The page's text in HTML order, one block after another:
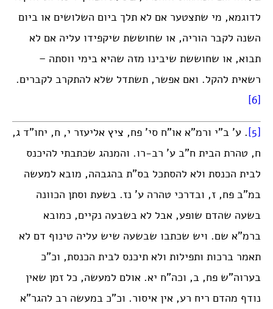
לדוגמא, מי שתצטער אם לא תלך ביום השלושים או ביום
השנה לקבר הוריה, או שחוששת שיקפידו עליה אם לא
תבוא, או שחוששת שיבינו מזה שהיא בימי ווסתה –
רשאית להקל. ואם אפשר, תשתדל שלא להתקרב לקברים.
[6]
[5]
. ע’ ב”י ורמ”א או”ח סי’ פח, ציץ אליעזר י, ח, יחו”ד ג,
ח, טהרת הבית ח”ב ע’ רב-רו. והמנהג שכתבתי להיכנס
לבית הכנסת ולא להסתכל בס”ת בהגבהה, מובא למעשה
במ”ב פח, ז, ובדרכי טהרה ע’ נז. בשעת וסתן הכוונה
בשעה שהדם שופע, אבל לא בשבעה נקיים, כמובא
ברמ”א שם. ויש שכתבו שבשעה שיש עליה טינוף דם לא
תאמר ברכות ותפילות ולא תיכנס לבית הכנסת, וכ”כ
בערוה”ש פח, ב, וכה”ח יא. אולם למעשה, כל זמן שאין
נודף מהדם ריח רע, אין איסור. וכ”כ במעשה רב להגר”א